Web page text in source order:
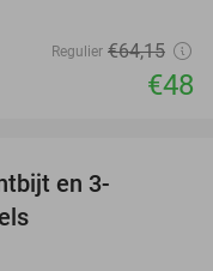
Regulier €64,15
€48
en 3-